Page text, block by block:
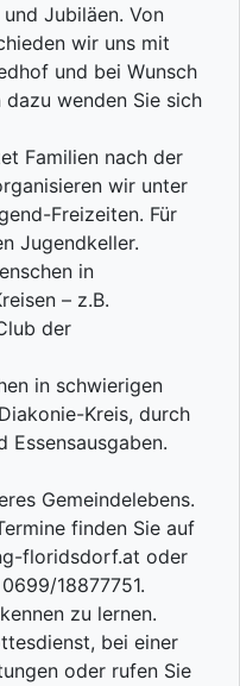
Jubiläen. Von
wir uns mit
und bei Wunsch
wenden Sie sich
Familien nach der
wir unter
Freizeiten. Für
Jugendkeller.
in
– z.B.
der
in schwierigen
Kreis, durch
Essensausgaben.
Gemeindelebens.
finden Sie auf
floridsdorf.at oder
18877751.
zu lernen.
bei einer
oder rufen Sie